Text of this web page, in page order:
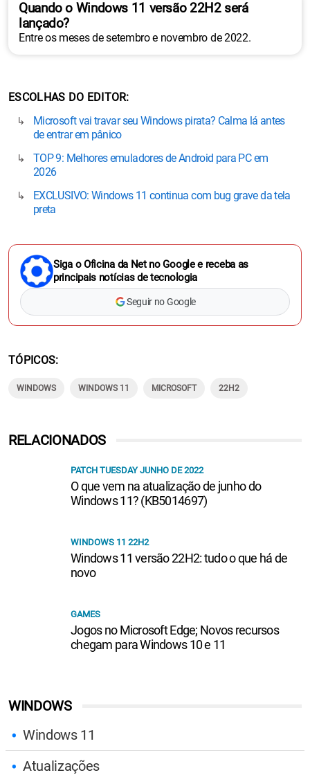
Quando o Windows 11 versão 22H2 será
lançado?
Entre os meses de setembro e novembro de 2022.
ESCOLHAS DO EDITOR
Microsoft vai travar seu Windows pirata? Calma lá antes
de entrar em pânico
TOP 9: Melhores emuladores de Android para PC em
2026
EXCLUSIVO: Windows 11 continua com bug grave da tela
preta
Siga o Oficina da Net no Google e receba as
principais notícias de tecnologia
Seguir no Google
TÓPICOS
WINDOWS WINDOWS 11 MICROSOFT 22H2
WINDOWS
Windows 11
Atualizações
RELACIONADOS
PATCH TUESDAY JUNHO DE 2022
O que vem na atualização de junho do
Windows 11? (KB5014697)
WINDOWS 11 22H2
Windows 11 versão 22H2: tudo o que há de
novo
GAMES
Jogos no Microsoft Edge; Novos recursos
chegam para Windows 10 e 11